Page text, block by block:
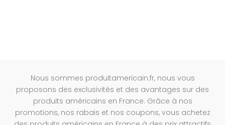
Nous sommes produitamericain.fr, nous vous
proposons des exclusivités et des avantages sur des
produits américains en France. Grâce à nos
promotions, nos rabais et nos coupons, vous achetez